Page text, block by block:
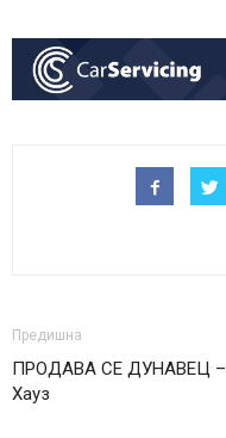
Предишна
ПРОДАВА СЕ ДУНАВЕЦ –
Хауз